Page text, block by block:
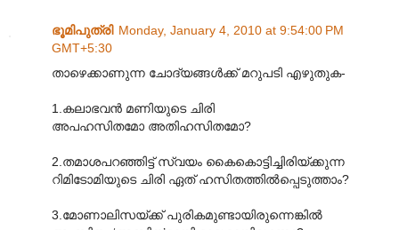
ഭൂമിപുത്രി Monday, January 4, 2010 at 9:54:00 PM
GMT+5:30
താഴെക്കാണുന്ന ചോദ്യങ്ങൾക്ക് മറുപടി എഴുതുക-
1.കലാഭവൻ മണിയുടെ ചിരി
അപഹസിതമോ അതിഹസിതമോ?
2.തമാശപറഞ്ഞിട്ട് സ്വയം കൈകൊട്ടിച്ചിരിയ്ക്കുന്ന
റിമിടോമിയുടെ ചിരി ഏത് ഹസിതത്തിൽ‌പ്പെടുത്താം?
3.മോണാലിസയ്ക്ക് പുരികമുണ്ടായിരുന്നെങ്കിൽ